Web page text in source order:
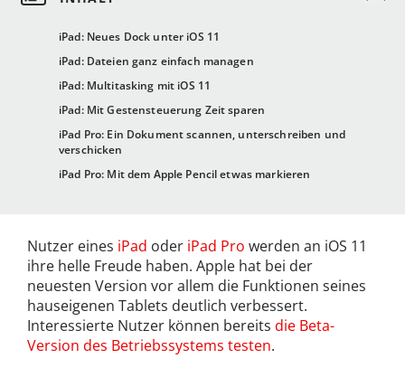
iPad: Neues Dock unter iOS 11
iPad: Dateien ganz einfach managen
iPad: Multitasking mit iOS 11
iPad: Mit Gestensteuerung Zeit sparen
iPad Pro: Ein Dokument scannen, unterschreiben und
verschicken
iPad Pro: Mit dem Apple Pencil etwas markieren
Nutzer eines iPad oder iPad Pro werden an iOS 11
ihre helle Freude haben. Apple hat bei der
neuesten Version vor allem die Funktionen seines
hauseigenen Tablets deutlich verbessert.
Interessierte Nutzer können bereits die Beta-
Version des Betriebssystems testen.